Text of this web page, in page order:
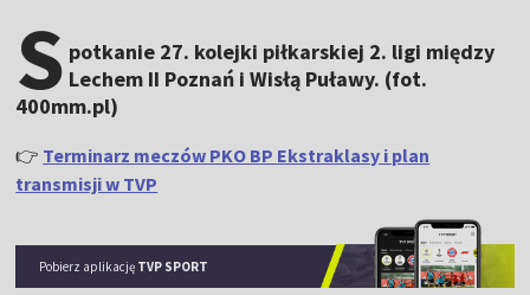
S potkanie 27. kolejki piłkarskiej 2. ligi między
Lechem II Poznań i Wisłą Puławy. (fot.
400mm.pl)
👉 Terminarz meczów PKO BP Ekstraklasy i plan
transmisji w TVP
Pobierz aplikację TVP SPORT